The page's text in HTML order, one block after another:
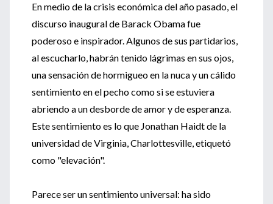
En medio de la crisis económica del año pasado, el
discurso inaugural de Barack Obama fue
poderoso e inspirador. Algunos de sus partidarios,
al escucharlo, habrán tenido lágrimas en sus ojos,
una sensación de hormigueo en la nuca y un cálido
sentimiento en el pecho como si se estuviera
abriendo a un desborde de amor y de esperanza.
Este sentimiento es lo que Jonathan Haidt de la
universidad de Virginia, Charlottesville, etiquetó
como "elevación".
Parece ser un sentimiento universal: ha sido